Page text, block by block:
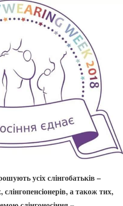
усіх слінгобатьків –
слінгопенсіонерів, а також тих,